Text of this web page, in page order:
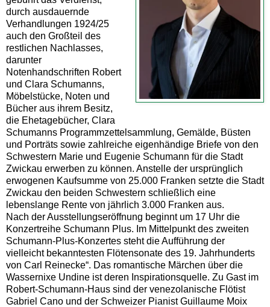
durch ausdauernde
Verhandlungen 1924/25
auch den Großteil des
restlichen Nachlasses,
darunter
Notenhandschriften Robert
und Clara Schumanns,
Möbelstücke, Noten und
Bücher aus ihrem Besitz,
die Ehetagebücher, Clara
Schumanns Programmzettelsammlung, Gemälde, Büsten
und Porträts sowie zahlreiche eigenhändige Briefe von den
Schwestern Marie und Eugenie Schumann für die Stadt
Zwickau erwerben zu können. Anstelle der ursprünglich
erwogenen Kaufsumme von 25.000 Franken setzte die Stadt
Zwickau den beiden Schwestern schließlich eine
lebenslange Rente von jährlich 3.000 Franken aus.
Nach der Ausstellungseröffnung beginnt um 17 Uhr die
Konzertreihe Schumann Plus. Im Mittelpunkt des zweiten
Schumann-Plus-Konzertes steht die Aufführung der
vielleicht bekanntesten Flötensonate des 19. Jahrhunderts
von Carl Reinecke“. Das romantische Märchen über die
Wassernixe Undine ist deren Inspirationsquelle. Zu Gast im
Robert-Schumann-Haus sind der venezolanische Flötist
Gabriel Cano und der Schweizer Pianist Guillaume Moix